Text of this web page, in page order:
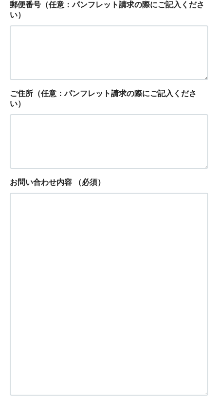
郵便番号（任意：パンフレット請求の際にご記入くださ
い）
ご住所（任意：パンフレット請求の際にご記入くださ
い）
お問い合わせ内容 （必須）